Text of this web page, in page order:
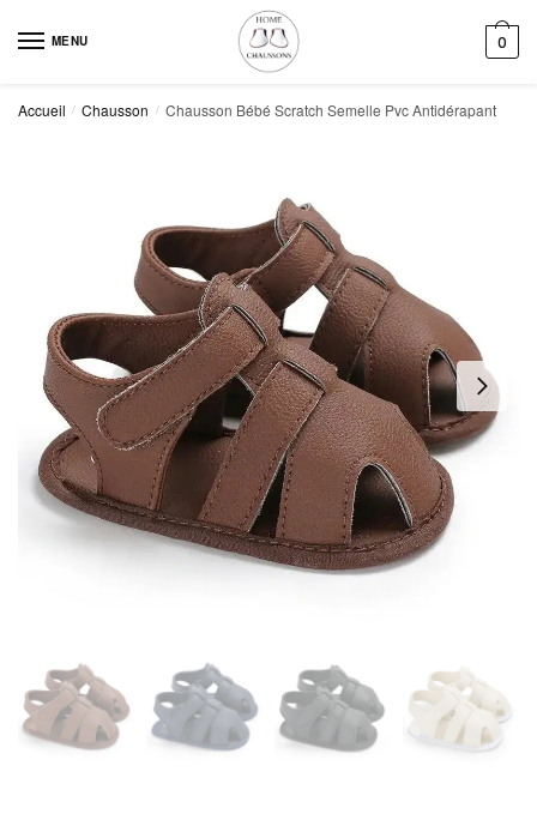
MENU 0
Accueil / Chausson / Chausson Bébé Scratch Semelle Pvc Antidérapant